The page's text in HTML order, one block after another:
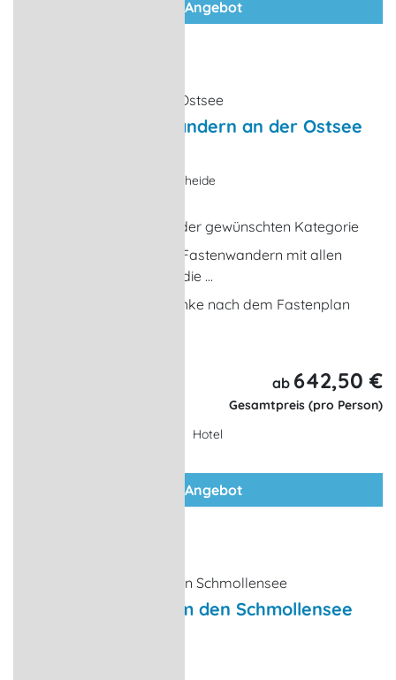
zum Angebot
6 Nächten Fastenwandern an der Ostsee
Warnemünde-Markgrafenheide
6 x Übernachtungen in der gewünschten Kategorie
Einführungsrunde zum Fastenwandern mit allen
Kursteilnehmern durch die ...
Verpflegung und Getränke nach dem Fastenplan
ab 642,50 €
Gesamtpreis (pro Person)
Hotel
zum Angebot
Wandertour rund um den Schmollensee